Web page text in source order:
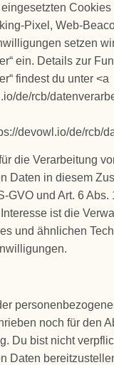
Pixel, Web-
setzen
ein. Details zur
findest du unter <a
de/rcb/
devowl.io/de/rcb/
die Verarbeitung
Daten in diesem
GVO und Art. 6 Abs.
ist die
und ähnlichen
noch für den
Du bist nicht
Daten